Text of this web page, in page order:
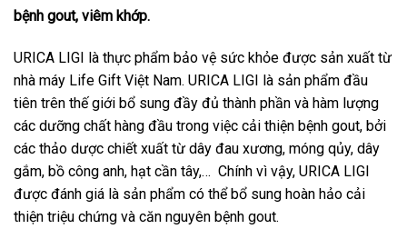
bệnh gout, viêm khớp.
URICA LIGI là thực phẩm bảo vệ sức khỏe được sản xuất từ
nhà máy Life Gift Việt Nam. URICA LIGI là sản phẩm đầu
tiên trên thế giới bổ sung đầy đủ thành phần và hàm lượng
các dưỡng chất hàng đầu trong việc cải thiện bệnh gout, bởi
các thảo dược chiết xuất từ dây đau xương, móng qủy, dây
gắm, bồ công anh, hạt cần tây,… Chính vì vậy, URICA LIGI
được đánh giá là sản phẩm có thể bổ sung hoàn hảo cải
thiện triệu chứng và căn nguyên bệnh gout.